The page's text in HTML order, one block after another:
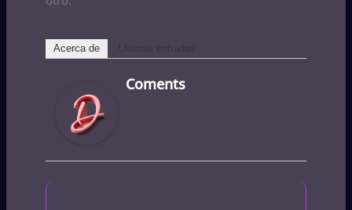
Acerca de Últimas entradas
Coments